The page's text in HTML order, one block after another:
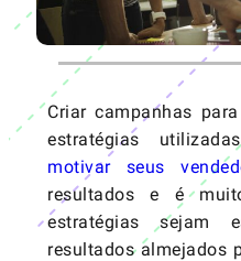
Criar campanhas
estratégias
motivar seus
resultados e é
estratégias sejam
resultados almejados